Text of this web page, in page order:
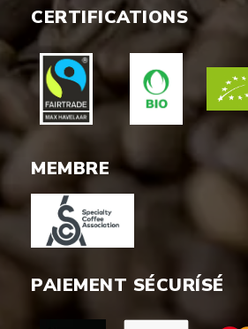
CERTIFICATIONS
MEMBRE
PAIEMENT SÉCURÍSÉ